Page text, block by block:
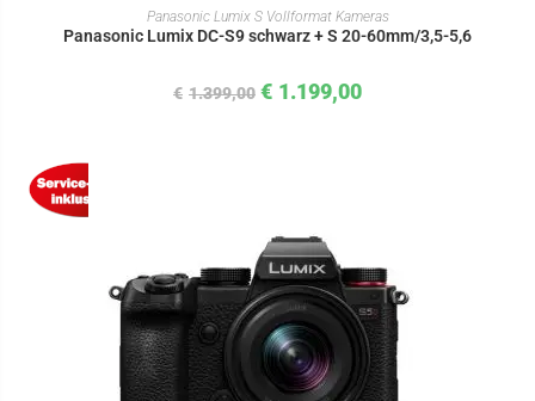
IN DEN WARENKORB
Panasonic Lumix S Vollformat Kameras
Panasonic Lumix DC-S9 schwarz + S 20-60mm/3,5-5,6
€ 1.399,00 € 1.199,00